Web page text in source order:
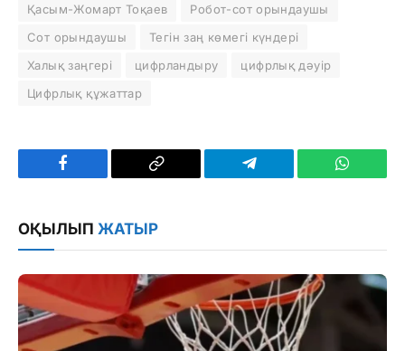
Қасым-Жомарт Тоқаев
Робот-сот орындаушы
Сот орындаушы
Тегін заң көмегі күндері
Халық заңгері
цифрландыру
цифрлық дәуір
Цифрлық құжаттар
Facebook
Copy
Telegram
ОҚЫЛЫП ЖАТЫР